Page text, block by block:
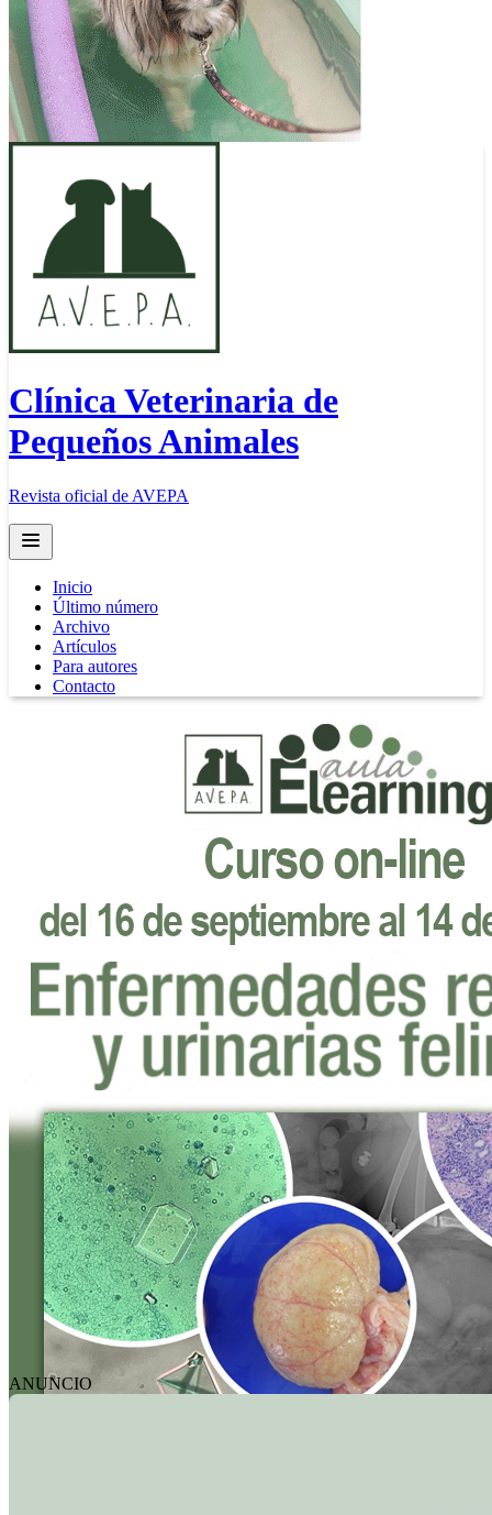
Clínica Veterinaria de
Pequeños Animales
Revista oficial de AVEPA
Open main menu
Inicio
Último número
Archivo
Artículos
Para autores
Contacto
ANUNCIO